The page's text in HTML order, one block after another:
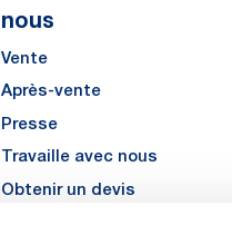
nous
Vente
Après-vente
Presse
Travaille avec nous
Obtenir un devis